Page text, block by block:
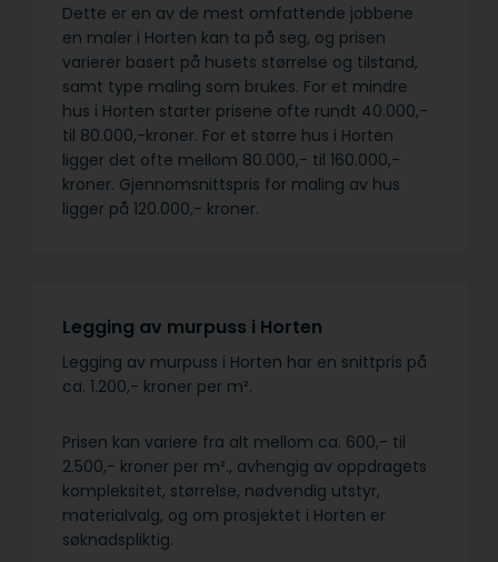
Dette er en av de mest omfattende jobbene
en maler i Horten kan ta på seg, og prisen
varierer basert på husets størrelse og tilstand,
samt type maling som brukes. For et mindre
hus i Horten starter prisene ofte rundt 40.000,-
til 80.000,-kroner. For et større hus i Horten
ligger det ofte mellom 80.000,- til 160.000,-
kroner. Gjennomsnittspris for maling av hus
ligger på 120.000,- kroner.
Legging av murpuss i Horten
Legging av murpuss i Horten har en snittpris på
ca. 1.200,- kroner per m².
Prisen kan variere fra alt mellom ca. 600,- til
2.500,- kroner per m²., avhengig av oppdragets
kompleksitet, størrelse, nødvendig utstyr,
materialvalg, og om prosjektet i Horten er
søknadspliktig.